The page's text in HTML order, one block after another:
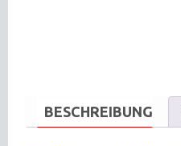
BESCHREIBUNG